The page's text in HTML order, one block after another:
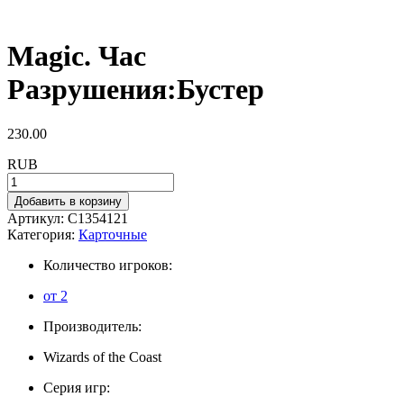
Magic. Час
Разрушения:Бустер
230.00
RUB
Добавить в корзину
Артикул: C1354121
Категория: Карточные
Количество игроков:
от 2
Производитель:
Wizards of the Coast
Серия игр: